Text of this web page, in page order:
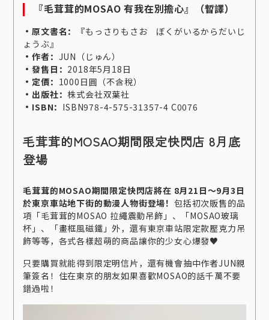
『毛茸茸的MOSAO 有我在別擔心』（暫譯）
・原文書名：『もっさりもさお ぼくがいるからだいじ
ょうぶ』
・作者： JUN（じゅん）
・發售日： 2018年5月18日
・定價： 1000日圓（不含稅）
・出版社：株式会社双葉社
・ISBN： ISBN978-4-575-31357-4 C0076
毛茸茸的MOSAO期間限定快閃店 8月底
登場
毛茸茸的MOSAO期間限定快閃店將在 8月21日～9月3日
於東京車站地下街的動漫人物街登場！ 包括初次販售的品
項「毛茸茸的MOSAO 拉繩震動吊飾」、「MOSAO玻璃
杯」、「畫框風磁鐵」外，還有東京車站限定款壓克力吊
飾等等，各式各樣超萌的商品讓你的少女心爆發♥
只要購買就能得到限定明信片，還有機會抽中作者JUN親
筆簽名！住在東京的朋友如果喜歡MOSAO的話千萬不要
錯過啦！